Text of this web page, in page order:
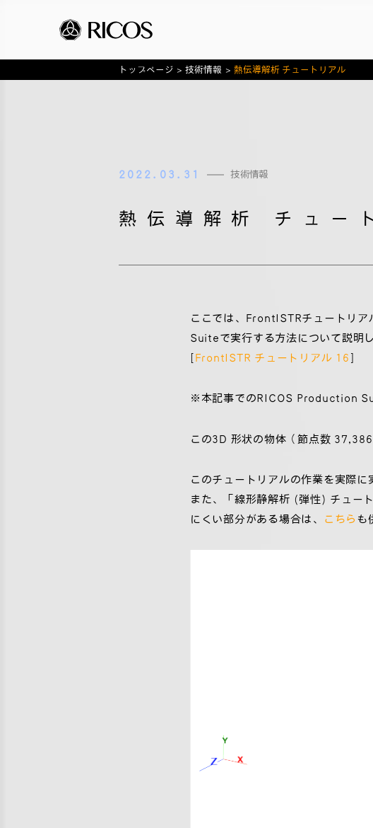
トップページ > 技術情報 > 熱伝導解析 チュートリアル
2022.03.31 技術情報
熱伝導解析 チュー
ここでは、FrontISTRチュートリ
Suiteで実行する方法について説明し
FrontISTR チュートリアル 16
※本記事でのRICOS Production
この3D 形状の物体（節点数
このチュートリアルの作業を実際
また、「線形静解析 (弾性) チュー
にくい部分がある場合は、
こちら も